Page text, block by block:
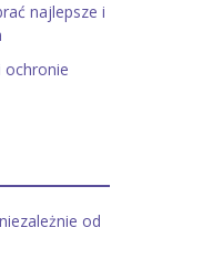
najlepsze i
ochronie
od